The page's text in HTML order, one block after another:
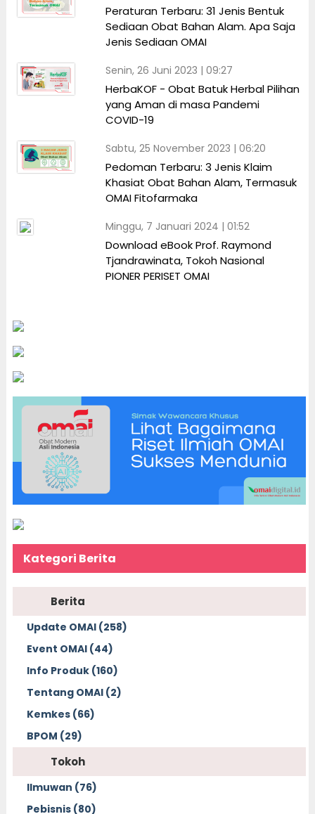
Peraturan Terbaru: 31 Jenis Bentuk
Sediaan Obat Bahan Alam. Apa Saja
Jenis Sediaan OMAI
Senin, 26 Juni 2023 | 09:27
HerbaKOF - Obat Batuk Herbal Pilihan
yang Aman di masa Pandemi
COVID-19
Sabtu, 25 November 2023 | 06:20
Pedoman Terbaru: 3 Jenis Klaim
Khasiat Obat Bahan Alam, Termasuk
OMAI Fitofarmaka
Minggu, 7 Januari 2024 | 01:52
Download eBook Prof. Raymond
Tjandrawinata, Tokoh Nasional
PIONER PERISET OMAI
Kategori Berita
Berita
Update OMAI (258)
Event OMAI (44)
Info Produk (160)
Tentang OMAI (2)
Kemkes (66)
BPOM (29)
Tokoh
Ilmuwan (76)
Pebisnis (80)